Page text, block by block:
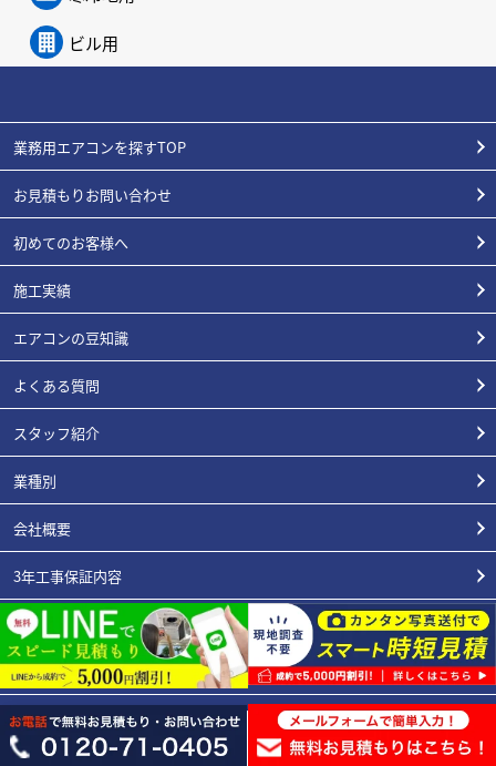
ビル用
業務用エアコンを探すTOP
お見積もりお問い合わせ
初めてのお客様へ
施工実績
エアコンの豆知識
よくある質問
スタッフ紹介
業種別
会社概要
3年工事保証内容
エアコン総本店が選ばれる理由
お支払い/リースについて
プライバシーポリシー